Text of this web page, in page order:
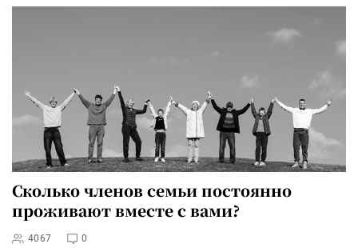
Сколько членов семьи постоянно
проживают вместе с вами?
4067 0